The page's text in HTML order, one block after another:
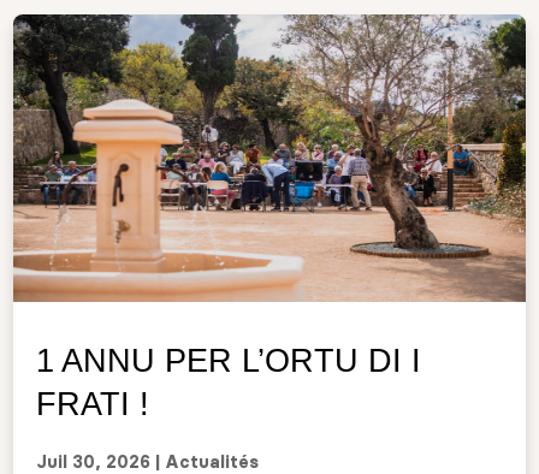
1 ANNU PER L’ORTU DI I
FRATI !
Juil 30, 2026 Actualités